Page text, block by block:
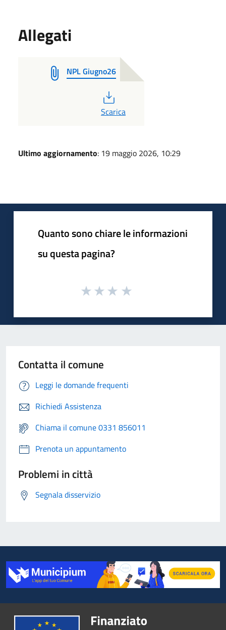
Allegati
NPL Giugno26
PDF
Scarica
Ultimo aggiornamento: 19 maggio 2026, 10:29
Quanto sono chiare le informazioni
su questa pagina?
Contatta il comune
Leggi le domande frequenti
Richiedi Assistenza
Chiama il comune 0331 856011
Prenota un appuntamento
Problemi in città
Segnala disservizio